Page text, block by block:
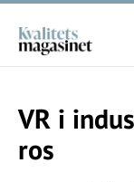
VR i
ros